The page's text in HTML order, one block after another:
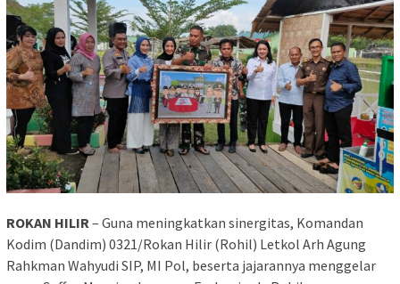
ROKAN HILIR – Guna meningkatkan sinergitas, Komandan
Kodim (Dandim) 0321/Rokan Hilir (Rohil) Letkol Arh Agung
Rahkman Wahyudi SIP, MI Pol, beserta jajarannya menggelar